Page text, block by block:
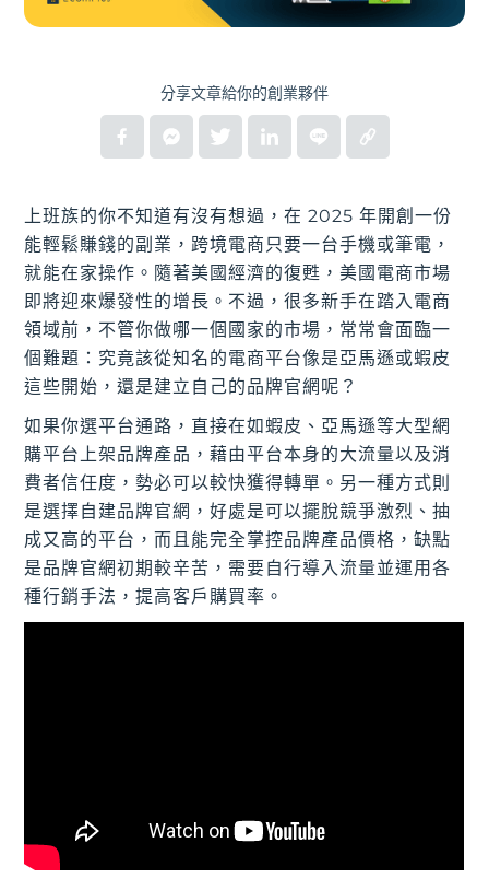
分享文章給你的創業夥伴
上班族的你不知道有沒有想過，在 2025 年開創一份
能輕鬆賺錢的副業，跨境電商只要一台手機或筆電，
就能在家操作。隨著美國經濟的復甦，美國電商市場
即將迎來爆發性的增長。不過，很多新手在踏入電商
領域前，不管你做哪一個國家的市場，常常會面臨一
個難題：究竟該從知名的電商平台像是亞馬遜或蝦皮
這些開始，還是建立自己的品牌官網呢？
如果你選平台通路，直接在如蝦皮、亞馬遜等大型網
購平台上架品牌產品，藉由平台本身的大流量以及消
費者信任度，勢必可以較快獲得轉單。另一種方式則
是選擇自建品牌官網，好處是可以擺脫競爭激烈、抽
成又高的平台，而且能完全掌控品牌產品價格，缺點
是品牌官網初期較辛苦，需要自行導入流量並運用各
種行銷手法，提高客戶購買率。